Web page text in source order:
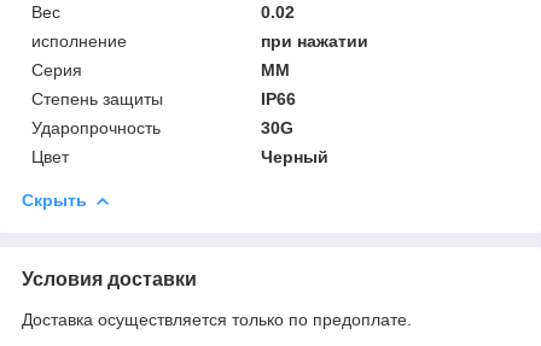
Вес
0.02
исполнение
при нажатии
Серия
MM
Степень защиты
IP66
Ударопрочность
30G
Цвет
Черный
Скрыть
Условия доставки
Доставка осуществляется только по предоплате.